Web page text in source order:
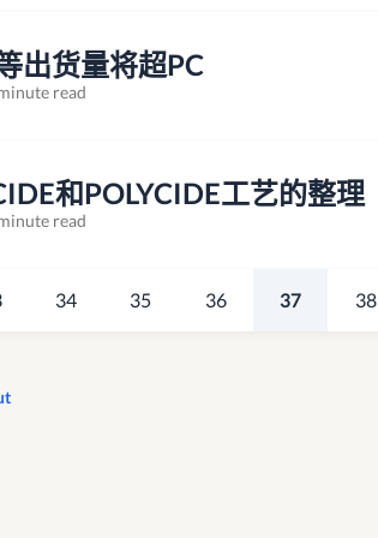
出货量将超PC
read
和POLYCIDE工艺的整理
read
34 35 36 37 38